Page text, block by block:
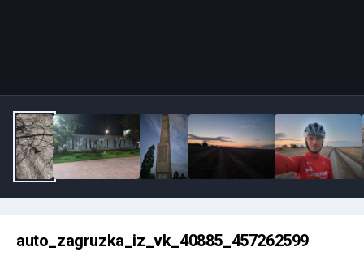
auto_zagruzka_iz_vk_40885_457262599